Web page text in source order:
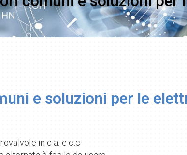
e soluzioni per le
in c.a. e c.c.